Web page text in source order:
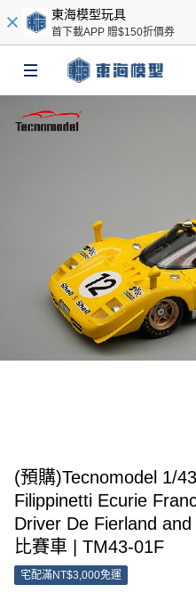
東海模型玩具
首下載APP 贈$150折價券
(預購)Tecnomodel 1/
Filippinetti Ecurie
Driver De Fierland
比賽車 | TM43-01F
宅配滿NT$3,000免運